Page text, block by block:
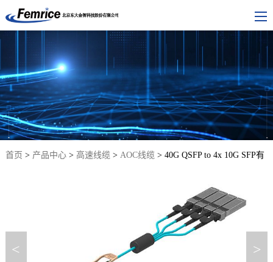
首页 > 产品中心> 高速线缆> AOC线缆> 40G QSFP to 4x 10G SFP有
< >